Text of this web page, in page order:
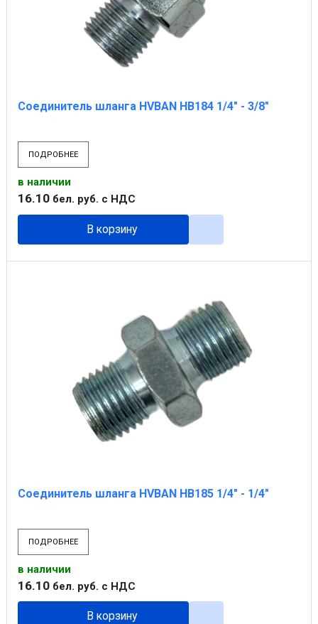
Соединитель шланга HVBAN НВ184 1/4" - 3/8"
ПОДРОБНЕЕ
в наличии
16.10 бел. руб. с НДС
В корзину
Соединитель шланга HVBAN НВ185 1/4" - 1/4"
ПОДРОБНЕЕ
в наличии
16.10 бел. руб. с НДС
В корзину